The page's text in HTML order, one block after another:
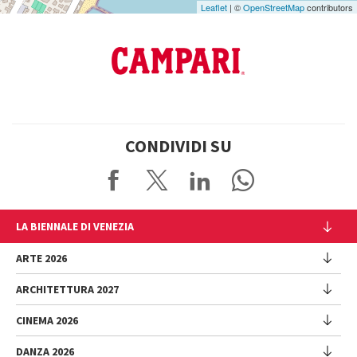
Leaflet | ©OpenStreetMapcontributors
CONDIVIDI SU
LA BIENNALE DI VENEZIA
L'Istituzione
Cariche istituzionali
Storia
Luoghi
Sponsorship
ARTE 2026
Esposizione
Intervento di Pietrangelo Buttafuoco
ARCHITETTURA 2027
Mostra
CINEMA 2026
DANZA 2026